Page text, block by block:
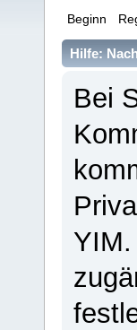
Beginn
Hilfe:
Bei